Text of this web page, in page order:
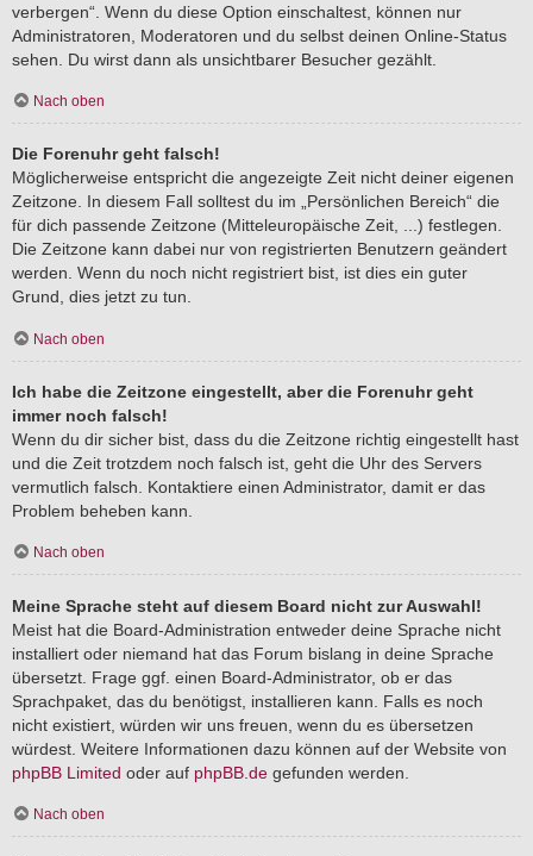
verbergen“. Wenn du diese Option einschaltest, können nur
Administratoren, Moderatoren und du selbst deinen Online-Status
sehen. Du wirst dann als unsichtbarer Besucher gezählt.
Nach oben
Die Forenuhr geht falsch!
Möglicherweise entspricht die angezeigte Zeit nicht deiner eigenen
Zeitzone. In diesem Fall solltest du im „Persönlichen Bereich“ die
für dich passende Zeitzone (Mitteleuropäische Zeit, ...) festlegen.
Die Zeitzone kann dabei nur von registrierten Benutzern geändert
werden. Wenn du noch nicht registriert bist, ist dies ein guter
Grund, dies jetzt zu tun.
Nach oben
Ich habe die Zeitzone eingestellt, aber die Forenuhr geht
immer noch falsch!
Wenn du dir sicher bist, dass du die Zeitzone richtig eingestellt hast
und die Zeit trotzdem noch falsch ist, geht die Uhr des Servers
vermutlich falsch. Kontaktiere einen Administrator, damit er das
Problem beheben kann.
Nach oben
Meine Sprache steht auf diesem Board nicht zur Auswahl!
Meist hat die Board-Administration entweder deine Sprache nicht
installiert oder niemand hat das Forum bislang in deine Sprache
übersetzt. Frage ggf. einen Board-Administrator, ob er das
Sprachpaket, das du benötigst, installieren kann. Falls es noch
nicht existiert, würden wir uns freuen, wenn du es übersetzen
würdest. Weitere Informationen dazu können auf der Website von
phpBB Limited oder auf phpBB.de gefunden werden.
Nach oben